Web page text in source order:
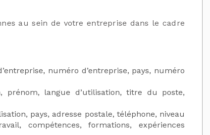
au sein de votre entreprise dans le cadre
numéro d’entreprise, pays, numéro
prénom, langue d’utilisation, titre du poste,
pays, adresse postale, téléphone, niveau
compétences, formations, expériences